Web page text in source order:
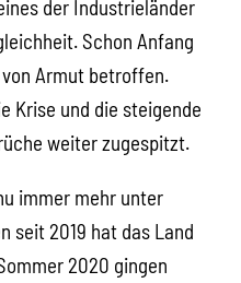
der Industrieländer
Schon Anfang
Armut betroffen.
Krise und die steigende
weiter zugespitzt.
immer mehr unter
seit 2019 hat das Land
2020 gingen